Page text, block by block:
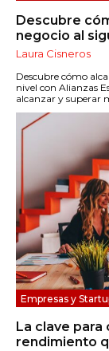
Descubre
negocio al
Laura Cisneros
Descubre cómo
nivel con Alianzas
alcanzar y superar
Empresas y
La clave
rendimiento